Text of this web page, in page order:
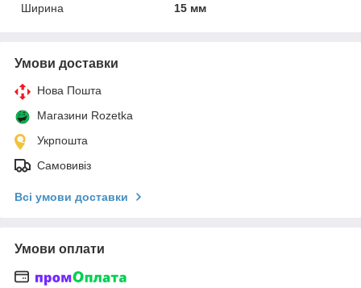
Ширина 15 мм
Умови доставки
Нова Пошта
Магазини Rozetka
Укрпошта
Самовивіз
Всі умови доставки
Умови оплати